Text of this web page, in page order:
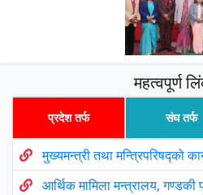
महत्वपूर्ण
प्रदेश तर्फ संघ तर्फ
मुख्यमन्त्री तथा मन्त्रिपरिषद्को
आर्थिक मामिला मन्त्रालय, गण्डकी